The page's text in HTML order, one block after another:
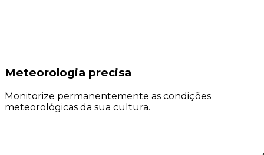
Meteorologia precisa
Monitorize permanentemente as condições
meteorológicas da sua cultura.